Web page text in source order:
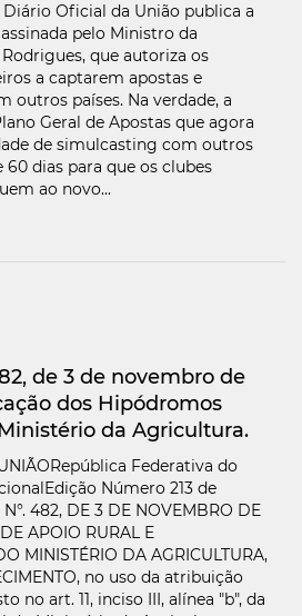
Diário Oficial da União publica a
pelo Ministro da
que autoriza os
a captarem apostas e
outros países. Na verdade, a
Geral de Apostas que agora
de simulcasting com outros
60 dias para que os clubes
ao novo...
de 3 de novembro de
dos Hipódromos
da Agricultura.
Federativa do
Número 213 de
482, DE 3 DE NOVEMBRO DE
APOIO RURAL E
MINISTÉRIO DA AGRICULTURA,
no uso da atribuição
no art. 11, inciso III, alínea "b", da